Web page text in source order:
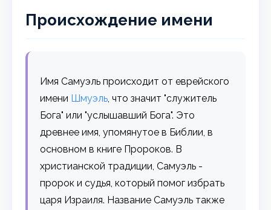
Происхождение имени
Имя Самуэль происходит от еврейского
имени Шмуэль, что значит "служитель
Бога" или "услышавший Бога". Это
древнее имя, упомянутое в Библии, в
основном в книге Пророков. В
христианской традиции, Самуэль -
пророк и судья, который помог избрать
царя Израиля. Название Самуэль также